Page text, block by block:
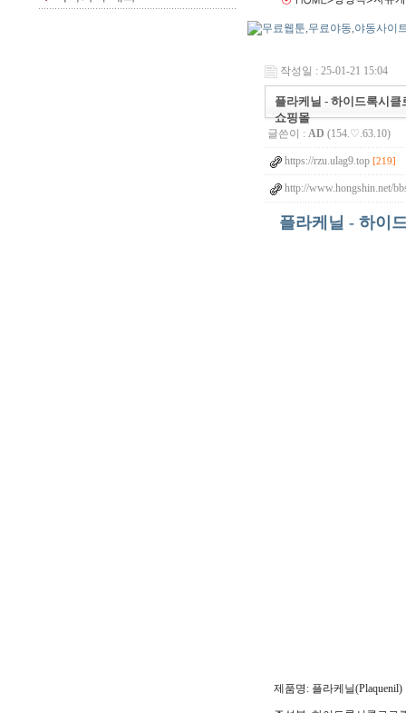
작성일 : 25-01-21 15:04
플라케닐 - 하이드록시
쇼핑몰
글쓴이 : AD (154.♡.63.10)
https://rzu.ulag9.top [219]
http://www.hongshin.net/
플라케닐 - 하이
제품명: 플라케닐(Plaquenil)